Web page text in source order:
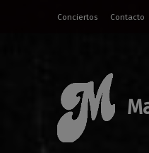
Conciertos
Contacto